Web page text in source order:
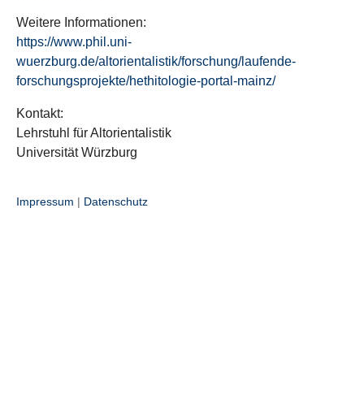
Weitere Informationen:
https://www.phil.uni-
wuerzburg.de/altorientalistik/forschung/laufende-
forschungsprojekte/hethitologie-portal-mainz/
Kontakt:
Lehrstuhl für Altorientalistik
Universität Würzburg
Impressum | Datenschutz